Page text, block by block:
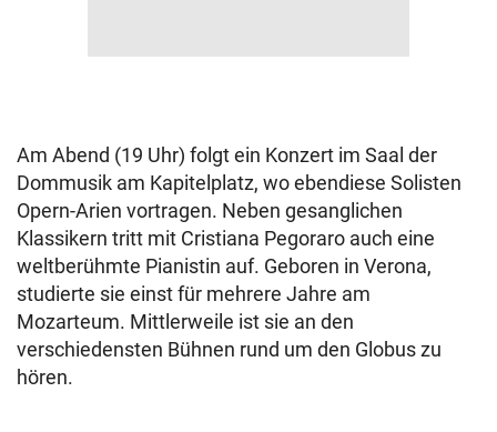
Am Abend (19 Uhr) folgt ein Konzert im Saal der
Dommusik am Kapitelplatz, wo ebendiese Solisten
Opern-Arien vortragen. Neben gesanglichen
Klassikern tritt mit Cristiana Pegoraro auch eine
weltberühmte Pianistin auf. Geboren in Verona,
studierte sie einst für mehrere Jahre am
Mozarteum. Mittlerweile ist sie an den
verschiedensten Bühnen rund um den Globus zu
hören.